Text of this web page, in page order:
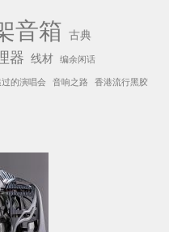
音箱 古典
器 线材 编余闲话
的演唱会 音响之路 香港流行黑胶